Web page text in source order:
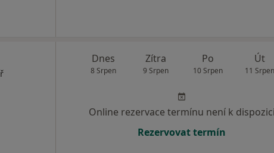
Dnes
8 Srpen
Zítra
9 Srpen
Po
10 Srpen
Út
11 Srpen
Online rezervace termínu není k dispozici
Rezervovat termín